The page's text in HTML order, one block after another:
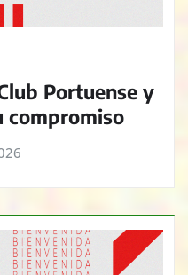
Portuense y
compromiso